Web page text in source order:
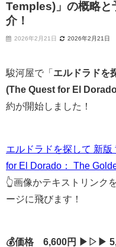
Temples)」の概略と
介！
2026年2月21日 2026年2月21日
駿河屋で「 エルドラドを
(The Quest for El
約が開始しました！
エルドラドを探して 新
for El Dorado： The
👆画像かテキストリンク
ージに飛びます！
💰価格 6,600円 ▶▷▶